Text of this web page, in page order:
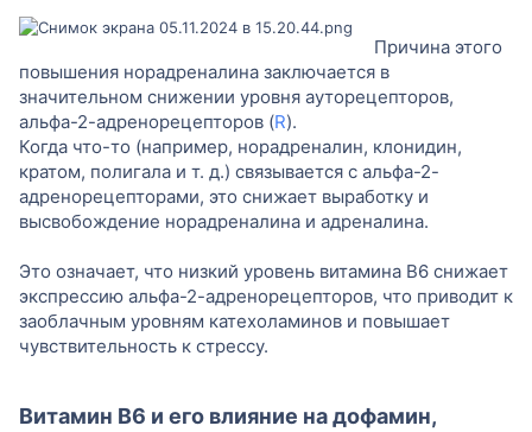
Причина этого
повышения норадреналина заключается в
значительном снижении уровня ауторецепторов,
альфа-2-адренорецепторов (R).
Когда что-то (например, норадреналин, клонидин,
кратом, полигала и т. д.) связывается с альфа-2-
адренорецепторами, это снижает выработку и
высвобождение норадреналина и адреналина.
Это означает, что низкий уровень витамина B6 снижает
экспрессию альфа-2-адренорецепторов, что приводит к
заоблачным уровням катехоламинов и повышает
чувствительность к стрессу.
Витамин B6 и его влияние на дофамин,